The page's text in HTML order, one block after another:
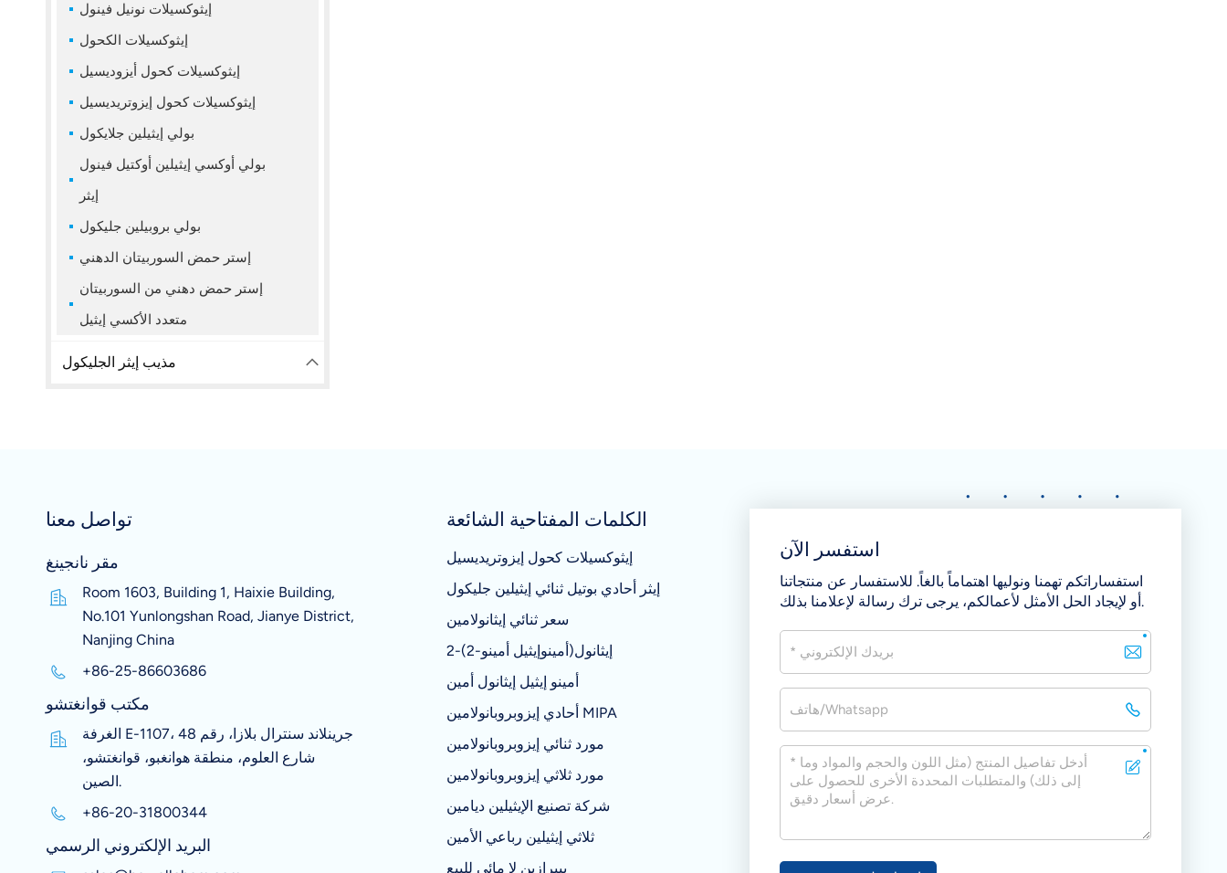
إيثوكسيلات نونيل فينول
إيثوكسيلات الكحول
إيثوكسيلات كحول أيزوديسيل
إيثوكسيلات كحول إيزوتريديسيل
بولي إيثيلين جلايكول
بولي أوكسي إيثيلين أوكتيل فينول
إيثر
بولي بروبيلين جليكول
إستر حمض السوربيتان الدهني
إستر حمض دهني من السوربيتان
متعدد الأكسي إيثيل
مذيب إيثر الجليكول
تواصل معنا
مقر نانجينغ
Room 1603, Building 1, Haixie Building,
No.101 Yunlongshan Road, Jianye District,
Nanjing China
+86-25-86603686
مكتب قوانغتشو
الغرفة E-1107، جرينلاند سنترال بلازا، رقم 48
شارع العلوم، منطقة هوانغبو، قوانغتشو،
الصين.
+86-20-31800344
البريد الإلكتروني الرسمي
الكلمات المفتاحية الشائعة
إيثوكسيلات كحول إيزوتريديسيل
إيثر أحادي بوتيل ثنائي إيثيلين جليكول
سعر ثنائي إيثانولامين
2-(2-أمينوإيثيل أمينو)إيثانول
أمينو إيثيل إيثانول أمين
أحادي إيزوبروبانولامين MIPA
مورد ثنائي إيزوبروبانولامين
مورد ثلاثي إيزوبروبانولامين
شركة تصنيع الإيثيلين ديامين
ثلاثي إيثيلين رباعي الأمين
بيبرازين لا مائي للبيع
استفسر الآن
استفساراتكم تهمنا ونوليها اهتماماً بالغاً. للاستفسار عن منتجاتنا
أو لإيجاد الحل الأمثل لأعمالكم، يرجى ترك رسالة لإعلامنا بذلك.